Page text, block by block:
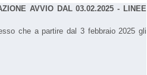
AVVIO DAL 03.02.2025 - LINEE
che a partire dal 3 febbraio 2025 gli